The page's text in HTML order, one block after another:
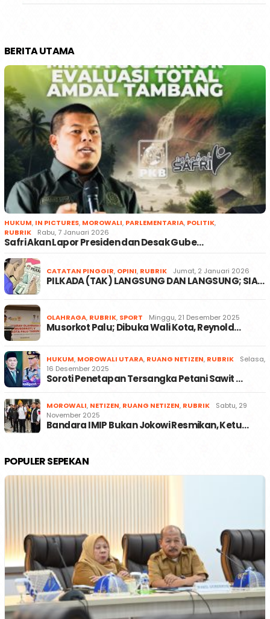
BERITA UTAMA
HUKUM, IN PICTURES, MOROWALI, PARLEMENTARIA, POLITIK,
RUBRIK
Rabu, 7 Januari 2026
Safri Akan Lapor Presiden dan Desak Gube…
CATATAN PINGGIR, OPINI, RUBRIK Jumat, 2 Januari 2026
PILKADA (TAK) LANGSUNG DAN LANGSUNG; SIA…
OLAHRAGA, RUBRIK, SPORT Minggu, 21 Desember 2025
Musorkot Palu; Dibuka Wali Kota, Reynold…
HUKUM, MOROWALI UTARA, RUANG NETIZEN, RUBRIK
Selasa,
16 Desember 2025
Soroti Penetapan Tersangka Petani Sawit …
MOROWALI, NETIZEN, RUANG NETIZEN, RUBRIK
Sabtu, 29
November 2025
Bandara IMIP Bukan Jokowi Resmikan, Ketu…
POPULER SEPEKAN